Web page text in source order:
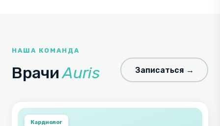
НАША КОМАНДА
ВрачиAuris Записаться →
Кардиолог